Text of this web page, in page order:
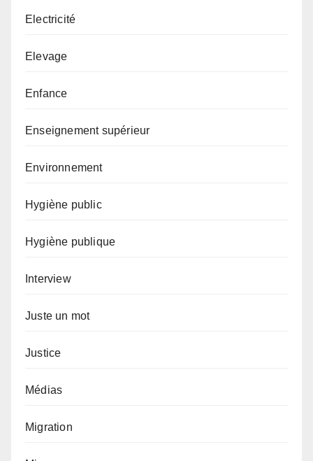
Electricité
Elevage
Enfance
Enseignement supérieur
Environnement
Hygiène public
Hygiène publique
Interview
Juste un mot
Justice
Médias
Migration